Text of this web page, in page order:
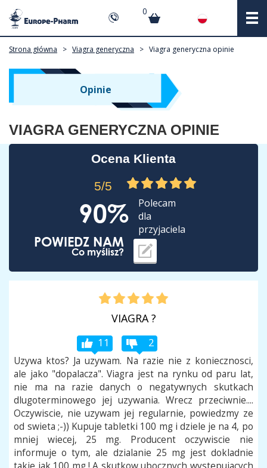
0
Strona główna > Viagra generyczna > Viagra generyczna opinie
Opinie
VIAGRA GENERYCZNA OPINIE
Ocena Klienta
5/5
90%
Polecam
dla
przyjaciela
POWIEDZ NAM
Co myślisz?
VIAGRA ?
11 2
Uzywa ktos? Ja uzywam. Na razie nie z koniecznosci,
ale jako "dopalacza". Viagra jest na rynku od paru lat,
nie ma na razie danych o negatywnych skutkach
dlugoterminowego jej uzywania. Wrecz przeciwnie....
Oczywiscie, nie uzywam jej regularnie, powiedzmy ze
od swieta ;-)) Kupuje tabletki 100 mg i dziele je na 4, po
mniej wiecej, 25 mg. Producent oczywiscie nie
informuje o tym, ale dzialanie 25 mg jest dokladnie